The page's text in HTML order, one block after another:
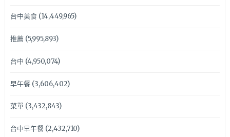
台中美食(14,449,965)
推薦(5,995,893)
台中 (4,950,074)
早午餐(3,606,402)
菜單(3,432,843)
台中早午餐(2,432,710)